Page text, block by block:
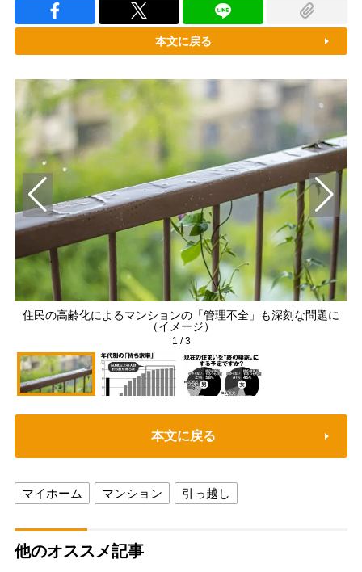
本文に戻る
住民の高齢化によるマンションの「管理不全」も深刻な問題に
（イメージ）
1 /3
本文に戻る
マイホーム マンション 引っ越し
他のオススメ記事